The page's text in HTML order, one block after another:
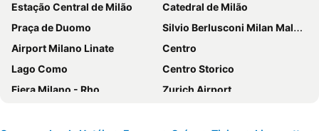
Villa Sassa
Hotel Metropole Suisse
Hotel Rossovino Como
Sheraton Lake Como Hotel
Albergo Firenze
Albergo Ristorante La Palma
Hotel Campione
Just Hotel Lomazzo Fiera
Hotel Como
Park Hotel Meublé
Estação Central de Milão
Catedral de Milão
Praça de Duomo
Silvio Berlusconi Milan Malpensa Airport
Airport Milano Linate
Centro
Lago Como
Centro Storico
Fiera Milano - Rho
Zurich Airport